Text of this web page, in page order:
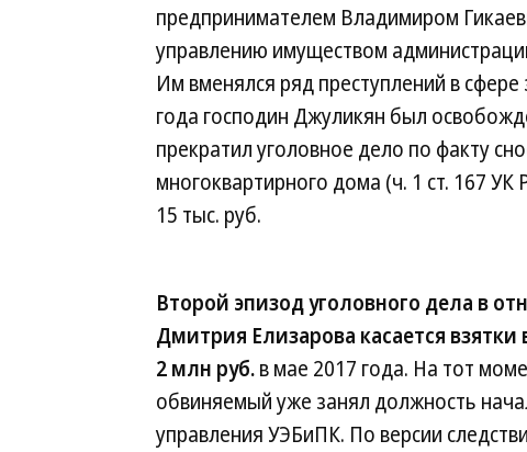
предпринимателем Владимиром
управлению имуществом
Им вменялся ряд преступлений в
года господин Джуликян был
прекратил уголовное дело по факту
многоквартирного дома (ч. 1 ст. 167
15 тыс. руб.
Второй эпизод уголовного дела в
Дмитрия Елизарова касается взятки
2 млн руб.в мае 2017 года. На тот
обвиняемый уже занял должность
управления УЭБиПК. По версии